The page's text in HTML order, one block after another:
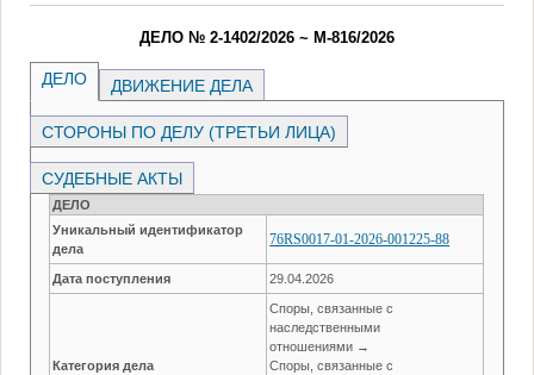
ДЕЛО № 2-1402/2026 ~ М-816/2026
ДЕЛО ДВИЖЕНИЕ ДЕЛА
СТОРОНЫ ПО ДЕЛУ (ТРЕТЬИ ЛИЦА)
СУДЕБНЫЕ АКТЫ
ДЕЛО
Уникальный идентификатор
дела
76RS0017-01-2026-001225-88
Дата поступления 29.04.2026
Категория дела
Споры, связанные с
наследственными
отношениями →
Споры, связанные с